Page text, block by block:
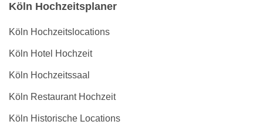
Köln Hochzeitsplaner
Köln Hochzeitslocations
Köln Hotel Hochzeit
Köln Hochzeitssaal
Köln Restaurant Hochzeit
Köln Historische Locations